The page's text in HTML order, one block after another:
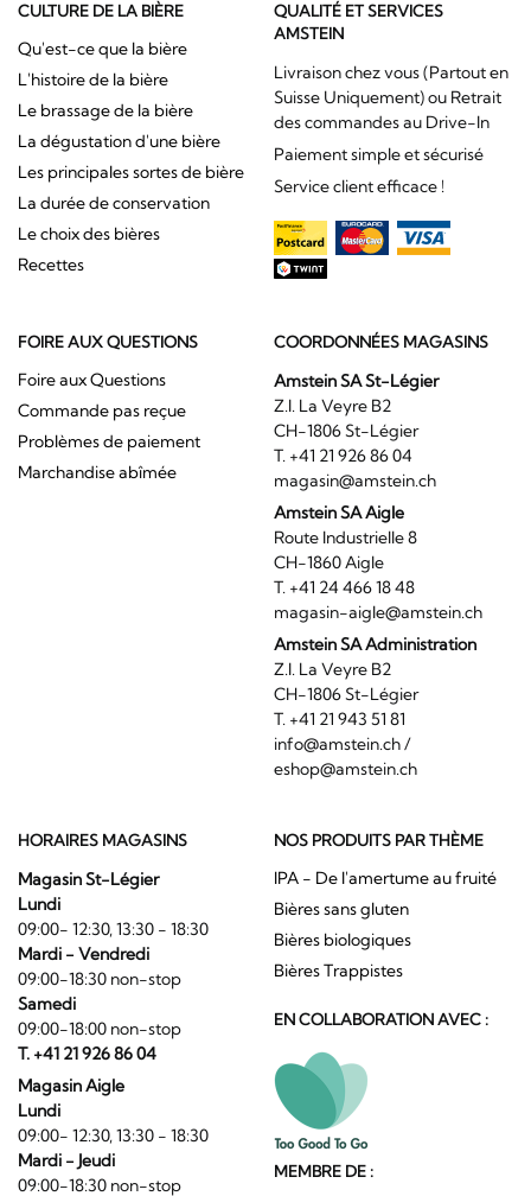
CULTURE DE LA BIÈRE
Qu'est-ce que la bière
L'histoire de la bière
Le brassage de la bière
La dégustation d'une bière
Les principales sortes de bière
La durée de conservation
Le choix des bières
Recettes
QUALITÉ ET SERVICES
AMSTEIN
Livraison chez vous (Partout en
Suisse Uniquement) ou Retrait
des commandes au Drive-In
Paiement simple et sécurisé
Service client efficace !
FOIRE AUX QUESTIONS
Foire aux Questions
Commande pas reçue
Problèmes de paiement
Marchandise abîmée
COORDONNÉES MAGASINS
Amstein SA St-Légier
Z.I. La Veyre B2
CH-1806 St-Légier
T. +41 21 926 86 04
magasin@amstein.ch
Amstein SA Aigle
Route Industrielle 8
CH-1860 Aigle
T. +41 24 466 18 48
magasin-aigle@amstein.ch
Amstein SA Administration
Z.I. La Veyre B2
CH-1806 St-Légier
T. +41 21 943 51 81
info@amstein.ch/
eshop@amstein.ch
HORAIRES MAGASINS
Magasin St-Légier
Lundi
09:00- 12:30, 13:30 - 18:30
Mardi - Vendredi
09:00-18:30 non-stop
Samedi
09:00-18:00 non-stop
T. +41 21 926 86 04
Magasin Aigle
Lundi
09:00- 12:30, 13:30 - 18:30
Mardi - Jeudi
09:00-18:30 non-stop
NOS PRODUITS PAR THÈME
IPA - De l'amertume au fruité
Bières sans gluten
Bières biologiques
Bières Trappistes
EN COLLABORATION AVEC :
MEMBRE DE :